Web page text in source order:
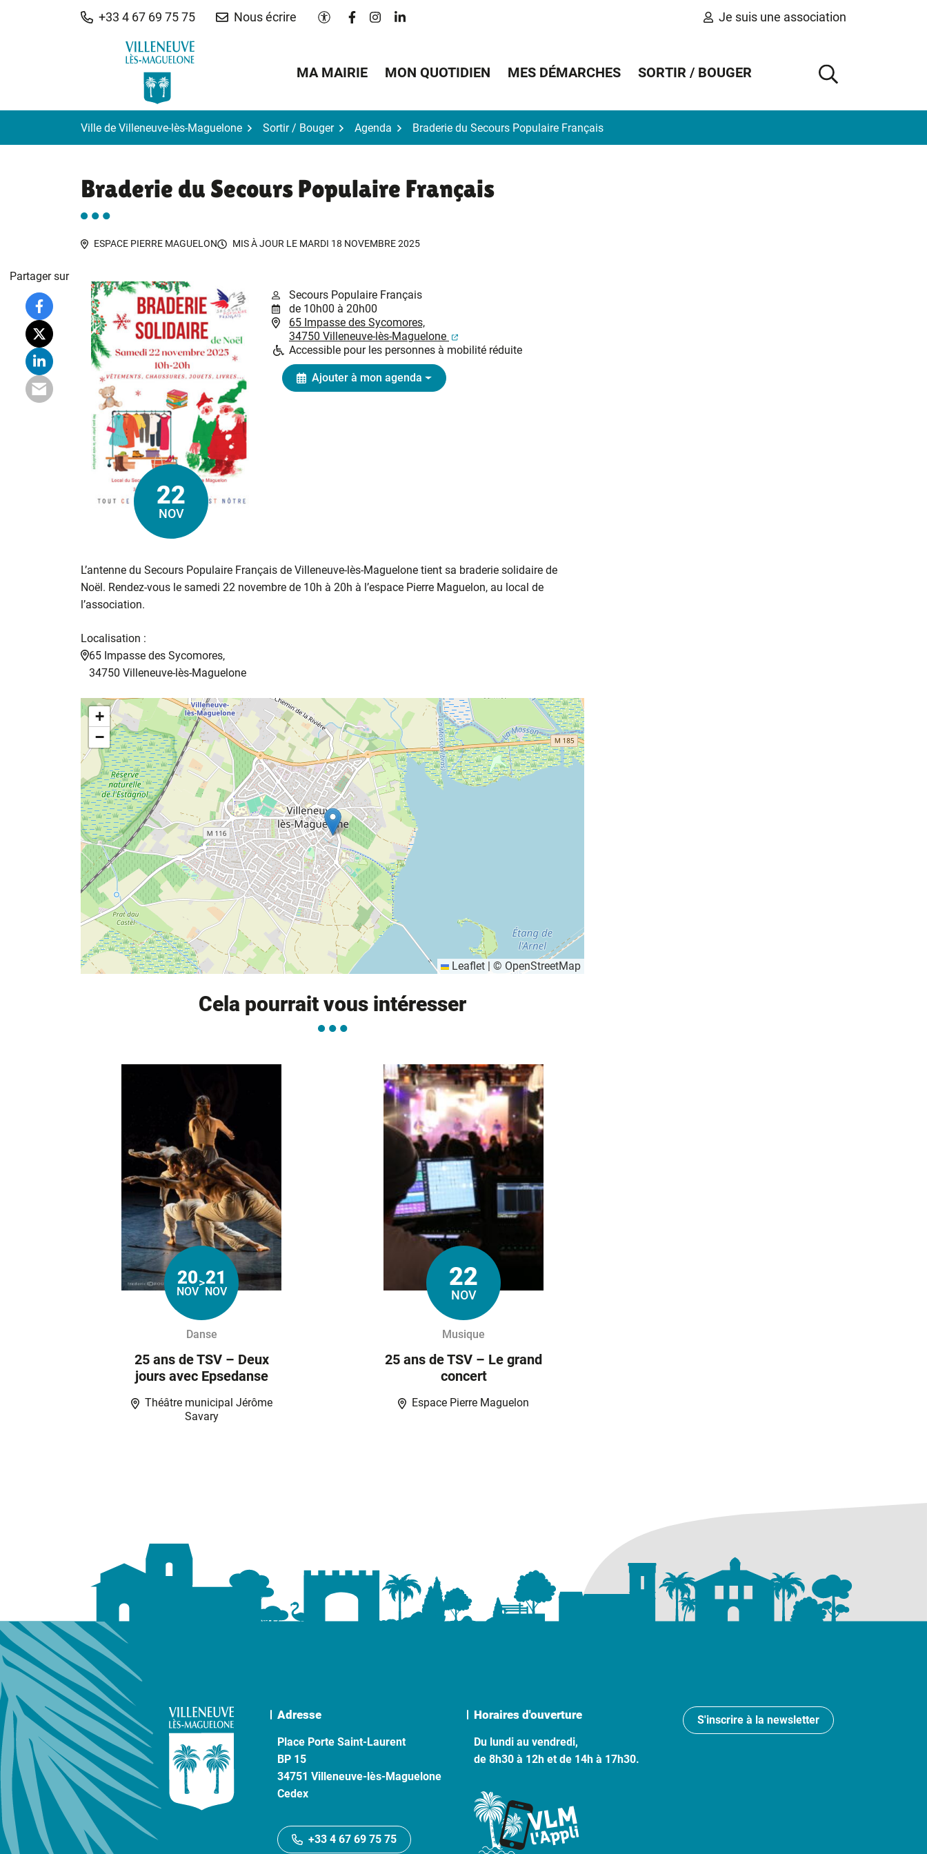
+33 4 67 69 75 75 Nous écrire Paramètres d'accessibilité
Lien vers le compte Facebook
Lien vers le compte Instagram
Lien vers le compte Linkedin Je suis une association
MA MAIRIE MON QUOTIDIEN MES DÉMARCHES SORTIR / BOUGER
AFFICHER
Ville de Villeneuve-lès-Maguelone Sortir / Bouger Agenda Braderie du Secours Populaire Français
Braderie du Secours Populaire Français
ESPACE PIERRE MAGUELON MIS À JOUR LE MARDI 18 NOVEMBRE 2025
Le
22
NOV
Secours Populaire Français
de 10h00 à 20h00
65 Impasse des Sycomores,
34750 Villeneuve-lès-Maguelone
(ouverture dans un nouvel onglet)
Accessible pour les personnes à mobilité réduite
Ajouter à mon agenda
L’antenne du Secours Populaire Français de Villeneuve-lès-Maguelone tient sa braderie solidaire de
Noël. Rendez-vous le samedi 22 novembre de 10h à 20h à l’espace Pierre Maguelon, au local de
l’association.
Localisation :
65 Impasse des Sycomores,
34750 Villeneuve-lès-Maguelone
+
−
Leaflet | © OpenStreetMap
Partager sur
Cela pourrait vous intéresser
Du
20
NOV
>
au
21
NOV
Danse
25 ans de TSV – Deux
jours avec Epsedanse
Théâtre municipal Jérôme
Savary
Le
22
NOV
Musique
25 ans de TSV – Le grand
concert
Espace Pierre Maguelon
Adresse
Place Porte Saint-Laurent
BP 15
34751 Villeneuve-lès-Maguelone
Cedex
+33 4 67 69 75 75
Horaires d'ouverture
Du lundi au vendredi,
de 8h30 à 12h et de 14h à 17h30.
S'inscrire à la newsletter